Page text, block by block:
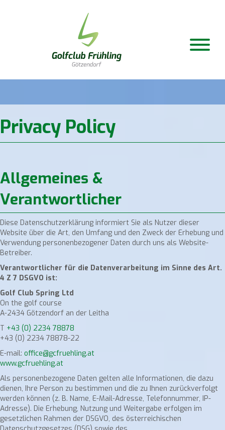
Privacy Policy
Allgemeines &
Verantwortlicher
Diese Datenschutzerklärung informiert Sie als Nutzer dieser
Website über die Art, den Umfang und den Zweck der Erhebung und
Verwendung personenbezogener Daten durch uns als Website-
Betreiber.
Verantwortlicher für die Datenverarbeitung im Sinne des Art.
4 Z 7 DSGVO ist:
Golf Club Spring Ltd
On the golf course
A-2434 Götzendorf an der Leitha
T +43 (0) 2234 78878
+43 (0) 2234 78878-22
E-mail: office@gcfruehling.at
www.gcfruehling.at
Als personenbezogene Daten gelten alle Informationen, die dazu
dienen, Ihre Person zu bestimmen und die zu Ihnen zurückverfolgt
werden können (z. B. Name, E-Mail-Adresse, Telefonnummer, IP-
Adresse). Die Erhebung, Nutzung und Weitergabe erfolgen im
gesetzlichen Rahmen der DSGVO, des österreichischen